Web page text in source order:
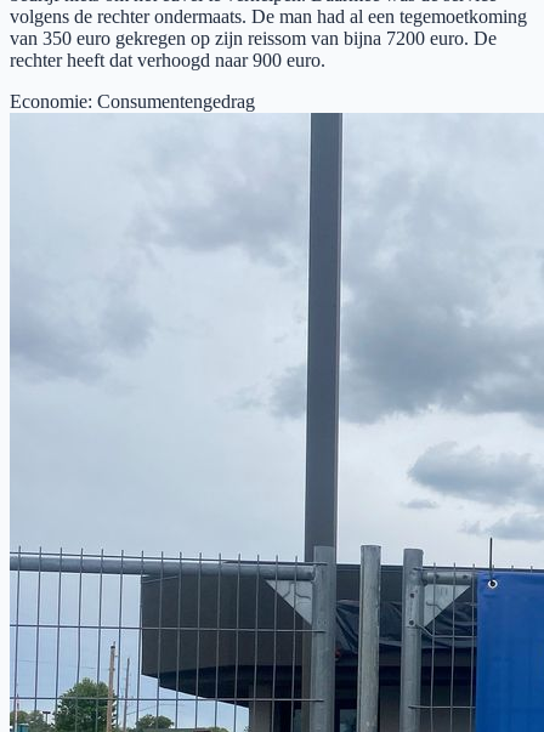
volgens de rechter ondermaats. De man had al een tegemoetkoming
van 350 euro gekregen op zijn reissom van bijna 7200 euro. De
rechter heeft dat verhoogd naar 900 euro.
Economie: Consumentengedrag